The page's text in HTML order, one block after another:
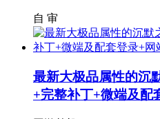
自 审
最新大极品属性的沉
+完整补丁+微端及配